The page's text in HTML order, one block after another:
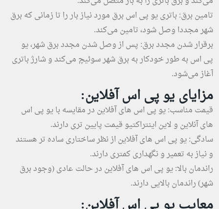
تامین برق: باتری یو پی اس برق مورد نیاز بار را تا زمانی که برق
شهر مجددا وصل شود، تامین می‌کند.
برقرار شدن مجدد برق: پس از وصل شدن مجدد برق شهر، یو
پی اس به طور خودکار به برق شهر سوئیچ می‌کند و شارژ باتری
آغاز می‌شود.
مزایای یو پی اس آفلاین:
قیمت مناسب: یو پی اس های آفلاین در مقایسه با یو پی اس
های آنلاین و لاین اینتراکتیو قیمت پایین تری دارند.
سادگی: یو پی اس های آفلاین از نظر ساختاری ساده تر هستند
و نیاز به تعمیر و نگهداری کمتری دارند.
راندمان بالا: یو پی اس های آفلاین در حالت عادی (وجود برق
شهر) راندمان بالایی دارند.